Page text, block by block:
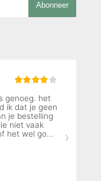
Abonneer